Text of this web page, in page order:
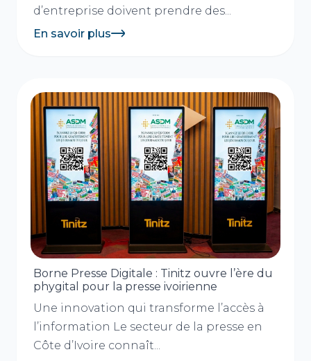
d’entreprise doivent prendre des...
En savoir plus
Borne Presse Digitale : Tinitz ouvre l’ère du
phygital pour la presse ivoirienne
Une innovation qui transforme l’accès à
l’information Le secteur de la presse en
Côte d’Ivoire connaît...